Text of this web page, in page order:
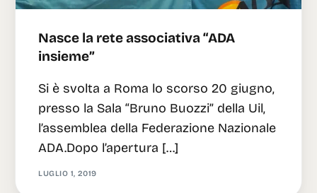
Nasce la rete associativa “ADA
insieme”
Si è svolta a Roma lo scorso 20 giugno,
presso la Sala “Bruno Buozzi” della Uil,
l’assemblea della Federazione Nazionale
ADA.Dopo l’apertura […]
LUGLIO 1, 2019